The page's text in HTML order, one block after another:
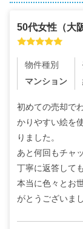
50代女性 （大
物件種別
マンション
初めての売却で
かりやすい絵を
りました。
あと何回もチャ
丁寧に返答して
本当に色々とお
がとうございま